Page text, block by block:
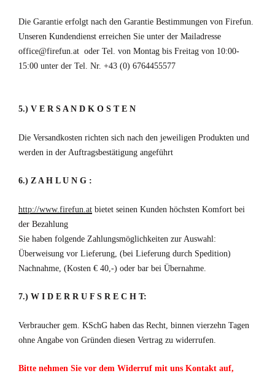
Die Garantie erfolgt nach den Garantie Bestimmungen von Firefun.
Unseren Kundendienst erreichen Sie unter der Mailadresse
office@firefun.at oder Tel. von Montag bis Freitag von 10:00-
15:00 unter der Tel. Nr. +43 (0) 6764455577
5.) V E R S A N D K O S T E N
Die Versandkosten richten sich nach den jeweiligen Produkten und
werden in der Auftragsbestätigung angeführt
6.) Z A H L U N G :
http://www.firefun.at bietet seinen Kunden höchsten Komfort bei
der Bezahlung
Sie haben folgende Zahlungsmöglichkeiten zur Auswahl:
Überweisung vor Lieferung, (bei Lieferung durch Spedition)
Nachnahme, (Kosten € 40,-) oder bar bei Übernahme.
7.) W I D E R R U F S R E C H T:
Verbraucher gem. KSchG haben das Recht, binnen vierzehn Tagen
ohne Angabe von Gründen diesen Vertrag zu widerrufen.
Bitte nehmen Sie vor dem Widerruf mit uns Kontakt auf,